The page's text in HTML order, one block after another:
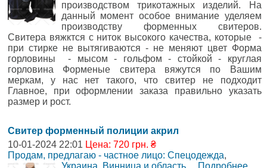
производством трикотажных изделий. На
данный момент особое внимание уделяем
производству форменных свитеров.
Свитера вяжктся с ниток высокого качества, которые -
при стирке не вытягиваются - не меняют цвет Форма
горловины - мысом - гольфом - стойкой - круглая
горловина Форменые свитера вяжутся по Вашим
меркам, у нас нет такого, что свитер не подходит
Главное, при оформлении заказа правильно указать
размер и рост.
Свитер форменный полиции акрил
10-01-2024 22:01 Цена: 720 грн. ₴
Продам, предлагаю - частное лицо: Спецодежда,
Украина, Винница и область
Подробнее